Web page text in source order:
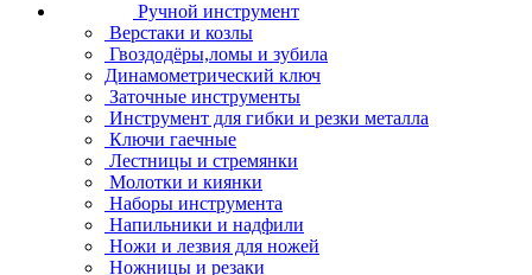
Ручной инструмент
Верстаки и козлы
Гвоздодёры,ломы и зубила
Динамометрический ключ
Заточные инструменты
Инструмент для гибки и резки металла
Ключи гаечные
Лестницы и стремянки
Молотки и киянки
Наборы инструмента
Напильники и надфили
Ножи и лезвия для ножей
Ножницы и резаки